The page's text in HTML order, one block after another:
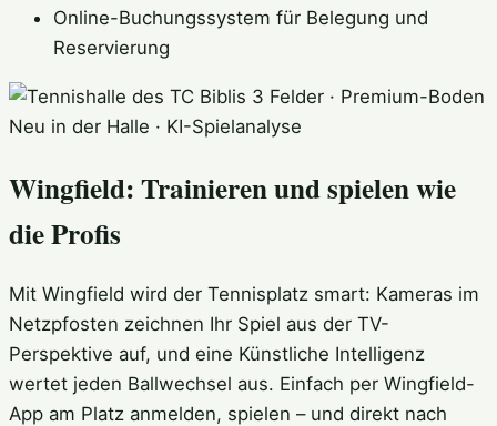
Online-Buchungssystem für Belegung und
Reservierung
3 Felder · Premium-Boden
Neu in der Halle · KI-Spielanalyse
Wingfield: Trainieren und spielen wie
die Profis
Mit Wingfield wird der Tennisplatz smart: Kameras im
Netzpfosten zeichnen Ihr Spiel aus der TV-
Perspektive auf, und eine Künstliche Intelligenz
wertet jeden Ballwechsel aus. Einfach per Wingfield-
App am Platz anmelden, spielen – und direkt nach